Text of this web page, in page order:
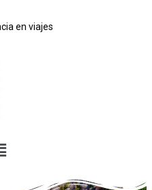
en viajes